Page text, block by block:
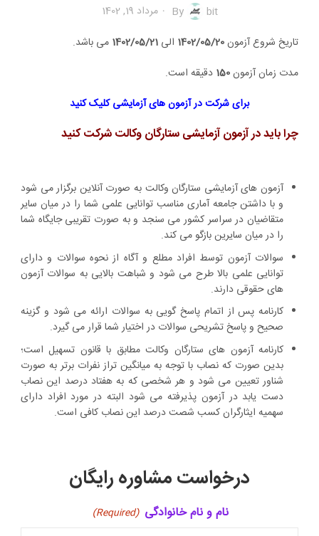
By bit
مرداد 19, 1402
تاریخ شروع آزمون
الی 1402/05/21 می باشد.
مدت زمان آزمون150 دقیقه است.
برای شرکت در آزمون های آزمایشی کلیک کنید
چرا باید در آزمون آزمایشی ستارگان وکالت شرکت کنید
آزمون های آزمایشی ستارگان وکالت به صورت آنلاین برگزار می شود
و با داشتن جامعه آماری مناسب توانایی علمی شما را در میان سایر
متقاضیان در سراسر کشور می سنجد و به صورت تقریبی جایگاه شما
را در میان سایرین بازگو می کند.
سوالات آزمون توسط افراد مطلع و آگاه از نحوه سوالات و دارای
توانایی علمی بالا طرح می شود و شباهت بالایی به سوالات آزمون
های حقوقی دارند.
کارنامه پس از اتمام پاسخ گویی به سوالات ارائه می شود و گزینه
صحیح و پاسخ تشریحی سوالات در اختیار شما قرار می گیرد.
کارنامه آزمون های ستارگان وکالت مطابق با قانون تسهیل است؛
بدین صورت که نصاب با توجه به میانگین تراز نفرات برتر به صورت
شناور تعیین می شود و هر شخصی که به هفتاد درصد این نصاب
دست یابد در آزمون پذیرفته می شود البته در مورد افراد دارای
سهمیه ایثارگران کسب شصت درصد این نصاب کافی است.
درخواست مشاوره رایگان
نام و نام خانوادگی (Required)